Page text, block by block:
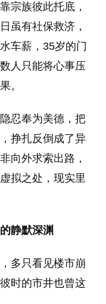
宗族彼此托底，
虽有社保救济，
车薪，35岁的门
人只能将心事压
。
忍奉为美德，把
挣扎反倒成了异
向外求索出路，
拟之处，现实里
静默深渊
多只看见楼市崩
时的市井也曾这